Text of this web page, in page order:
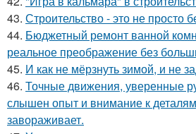
43. Строительство - это не просто
44. Бюджетный ремонт ванной
реальное преображение без
45. И как не мёрзнуть зимой, и не
46. Точные движения, уверенные
слышен опыт и внимание к
завораживает.